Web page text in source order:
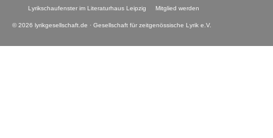
Lyrikschaufenster im Literaturhaus Leipzig Mitglied werden
© 2026 lyrikgesellschaft.de · Gesellschaft für zeitgenössische Lyrik e.V.